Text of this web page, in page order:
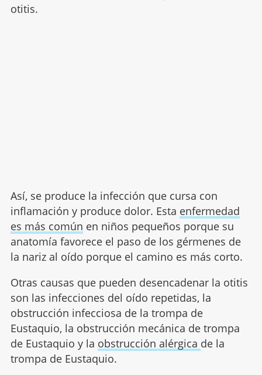
otitis.
Así, se produce la infección que cursa con
inflamación y produce dolor. Esta enfermedad
es más común en niños pequeños porque su
anatomía favorece el paso de los gérmenes de
la nariz al oído porque el camino es más corto.
Otras causas que pueden desencadenar la otitis
son las infecciones del oído repetidas, la
obstrucción infecciosa de la trompa de
Eustaquio, la obstrucción mecánica de trompa
de Eustaquio y la obstrucción alérgica de la
trompa de Eustaquio.